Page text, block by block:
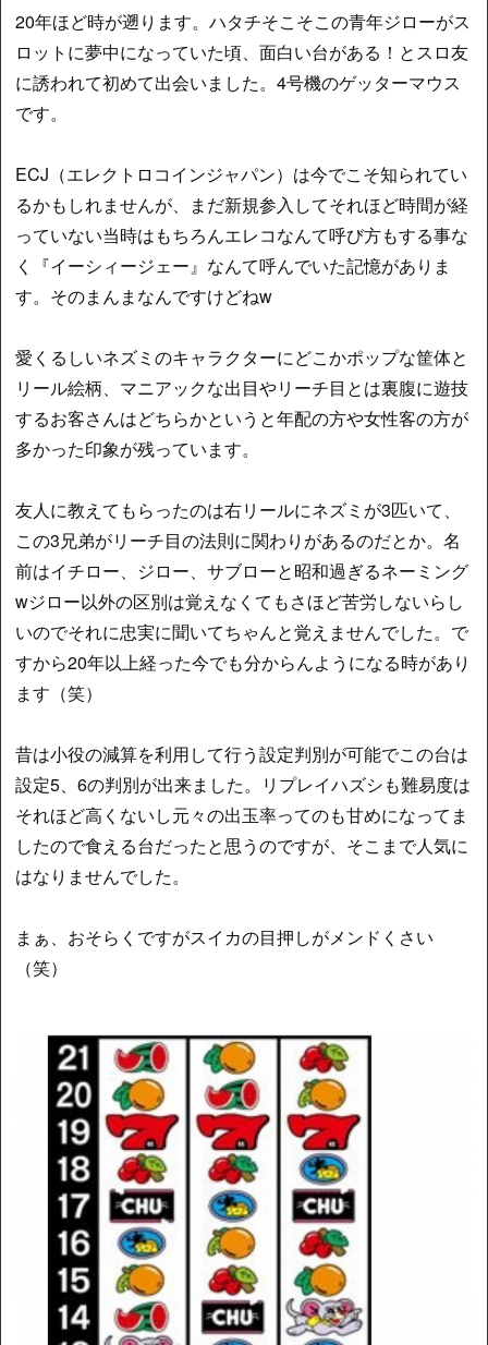
20年ほど時が遡ります。ハタチそこそこの青年ジローがス
ロットに夢中になっていた頃、面白い台がある！とスロ友
に誘われて初めて出会いました。4号機のゲッターマウス
です。
ECJ（エレクトロコインジャパン）は今でこそ知られてい
るかもしれませんが、まだ新規参入してそれほど時間が経
っていない当時はもちろんエレコなんて呼び方もする事な
く『イーシィージェー』なんて呼んでいた記憶がありま
す。そのまんまなんですけどねw
愛くるしいネズミのキャラクターにどこかポップな筐体と
リール絵柄、マニアックな出目やリーチ目とは裏腹に遊技
するお客さんはどちらかというと年配の方や女性客の方が
多かった印象が残っています。
友人に教えてもらったのは右リールにネズミが3匹いて、
この3兄弟がリーチ目の法則に関わりがあるのだとか。名
前はイチロー、ジロー、サブローと昭和過ぎるネーミング
wジロー以外の区別は覚えなくてもさほど苦労しないらし
いのでそれに忠実に聞いてちゃんと覚えませんでした。で
すから20年以上経った今でも分からんようになる時があり
ます（笑）
昔は小役の減算を利用して行う設定判別が可能でこの台は
設定5、6の判別が出来ました。リプレイハズシも難易度は
それほど高くないし元々の出玉率ってのも甘めになってま
したので食える台だったと思うのですが、そこまで人気に
はなりませんでした。
まぁ、おそらくですがスイカの目押しがメンドくさい
（笑）